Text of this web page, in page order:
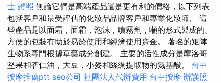
士 證照 無論它們是高端產品還是更有利的價格，以下列表
包括客戶和最受評估的化妝品品牌客戶和專業化妝師。 這
些產品是以面霜，面霜，泡沫，噴霧劑，噸的形式製成的。
方便的包裝有助於易於使用和經濟使用資金。 著名的矩陣
生物系專門根據草藥成分創建。 主要的活性成分是摩洛哥
堅果和杏仁油，大豆，小麥和絲綢提取物的氨基酸。 台中
按摩推薦ptt seo公司 社團法人代辦費用 台中按摩 辦護照